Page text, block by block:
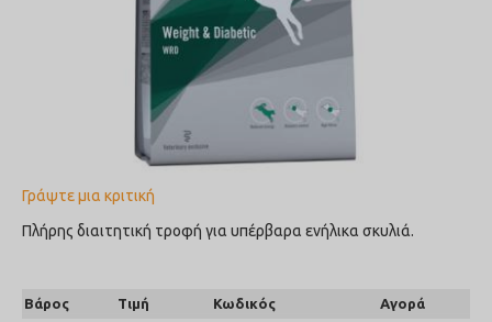
Γράψτε μια κριτική
Πλήρης διαιτητική τροφή για υπέρβαρα ενήλικα σκυλιά.
Βάρος Τιμή Κωδικός Αγορά